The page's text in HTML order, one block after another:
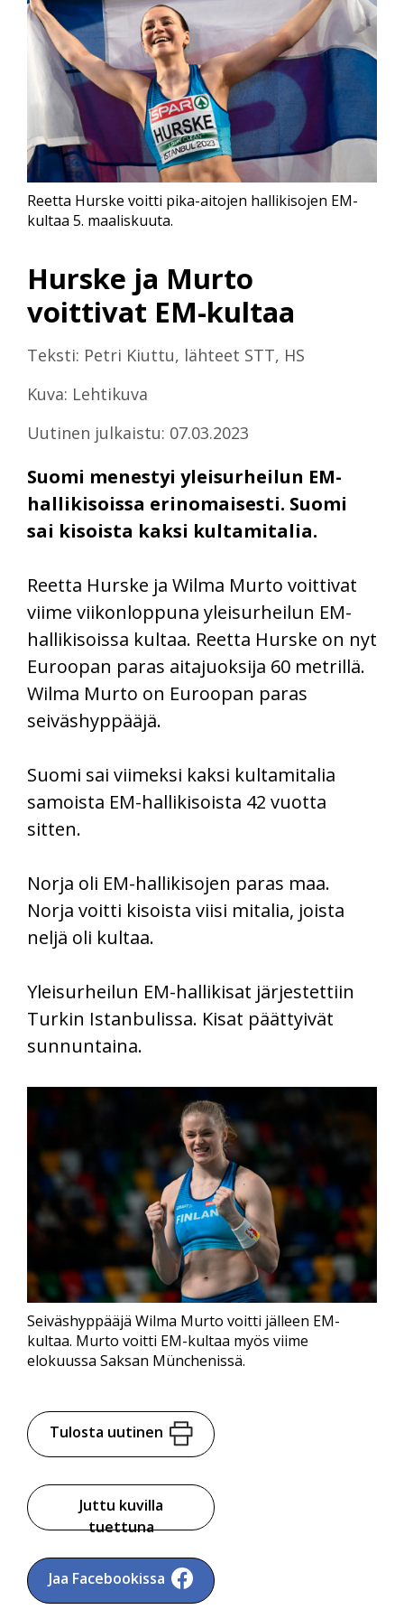
Hurske ja Murto
voittivat EM-kultaa
Teksti: Petri Kiuttu, lähteet STT, HS
Kuva: Lehtikuva
Uutinen julkaistu: 07.03.2023
Suomi menestyi yleisurheilun EM-
hallikisoissa erinomaisesti. Suomi
sai kisoista kaksi kultamitalia.
Reetta Hurske voitti pika-aitojen hallikisojen EM-
kultaa 5. maaliskuuta.
Reetta Hurske ja Wilma Murto voittivat
viime viikonloppuna yleisurheilun EM-
hallikisoissa kultaa. Reetta Hurske on nyt
Euroopan paras aitajuoksija 60 metrillä.
Wilma Murto on Euroopan paras
seiväshyppääjä.
Suomi sai viimeksi kaksi kultamitalia
samoista EM-hallikisoista 42 vuotta
sitten.
Norja oli EM-hallikisojen paras maa.
Norja voitti kisoista viisi mitalia, joista
neljä oli kultaa.
Yleisurheilun EM-hallikisat järjestettiin
Turkin Istanbulissa. Kisat päättyivät
sunnuntaina.
Seiväshyppääjä Wilma Murto voitti jälleen EM-
kultaa. Murto voitti EM-kultaa myös viime
elokuussa Saksan Münchenissä.
Tulosta uutinen
Juttu kuvilla
tuettuna
Jaa Facebookissa